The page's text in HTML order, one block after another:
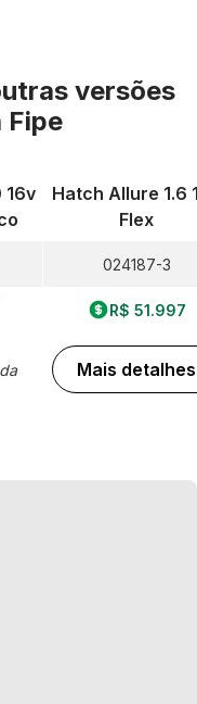
versões
Fipe
16v
Hatch Allure 1.6
Flex
024187-3
R$ 51.997
Mais detalhes